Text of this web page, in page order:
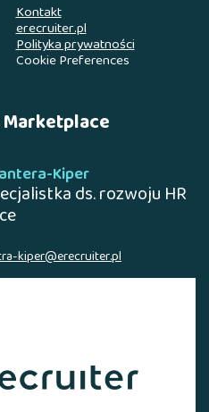
Kontakt
erecruiter.pl
Polityka prywatności
Cookie Preferences
Kiper
ds. rozwoju HR
kiper@erecruiter.pl